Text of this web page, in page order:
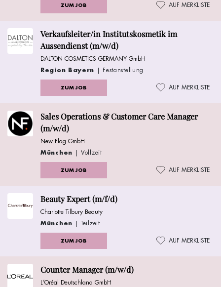
ZUM JOB AUF MERKLISTE
Verkaufsleiter/in Institutskosmetik im
Aussendienst (m/w/d)
DALTON COSMETICS GERMANY GmbH
Region Bayern | Festanstellung
ZUM JOB AUF MERKLISTE
Sales Operations & Customer Care Manager
(m/w/d)
New Flag GmbH
München | Vollzeit
ZUM JOB AUF MERKLISTE
Beauty Expert (m/f/d)
Charlotte Tilbury Beauty
München | Teilzeit
ZUM JOB AUF MERKLISTE
Counter Manager (m/w/d)
L’Oréal Deutschland GmbH